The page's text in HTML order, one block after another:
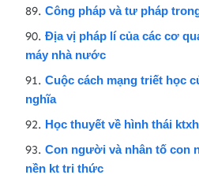
Công pháp và tư pháp
Địa vị pháp lí của các cơ
máy nhà nước
Cuộc cách mạng triết học
nghĩa
Học thuyết về hình thái ktxh
Con người và nhân tố con
nền kt tri thức